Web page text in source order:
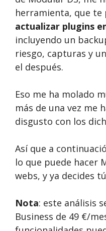
herramienta, que
actualizar plugins
incluyendo un
riesgo, capturas y
el después.
Eso me ha molado
más de una vez me
disgusto con los
Así que a
lo que puede hacer
webs, y ya decides
Nota: este análisis
Business de 49 €/